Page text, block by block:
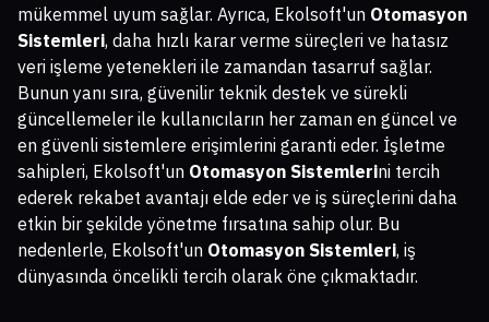
mükemmel uyum sağlar. Ayrıca, Ekolsoft'un Otomasyon
Sistemleri, daha hızlı karar verme süreçleri ve hatasız
veri işleme yetenekleri ile zamandan tasarruf sağlar.
Bunun yanı sıra, güvenilir teknik destek ve sürekli
güncellemeler ile kullanıcıların her zaman en güncel ve
en güvenli sistemlere erişimlerini garanti eder. İşletme
sahipleri, Ekolsoft'un Otomasyon Sistemlerini tercih
ederek rekabet avantajı elde eder ve iş süreçlerini daha
etkin bir şekilde yönetme fırsatına sahip olur. Bu
nedenlerle, Ekolsoft'un Otomasyon Sistemleri, iş
dünyasında öncelikli tercih olarak öne çıkmaktadır.